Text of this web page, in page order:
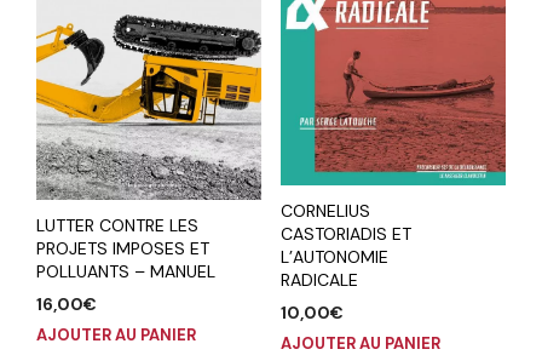
LUTTER CONTRE LES
PROJETS IMPOSES ET
POLLUANTS – MANUEL
16,00€
AJOUTER AU PANIER
CORNELIUS
CASTORIADIS ET
L’AUTONOMIE
RADICALE
10,00€
AJOUTER AU PANIER